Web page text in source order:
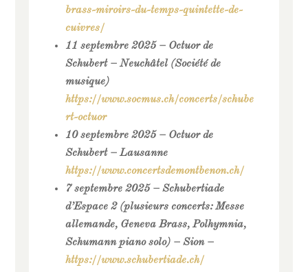
brass-miroirs-du-temps-quintette-de-
cuivres/
11 septembre 2025 – Octuor de
Schubert – Neuchâtel (Société de
musique)
https://www.socmus.ch/concerts/schube
rt-octuor
10 septembre 2025 – Octuor de
Schubert – Lausanne
https://www.concertsdemontbenon.ch/
7 septembre 2025 – Schubertiade
d’Espace 2 (plusieurs concerts: Messe
allemande, Geneva Brass, Polhymnia,
Schumann piano solo) – Sion –
https://www.schubertiade.ch/